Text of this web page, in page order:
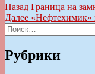
Навигация
по
записям
Назад Предыдущая
запись:
Граница на
Далее Следующая
«Нефтехимик»
Искать:
Рубрики